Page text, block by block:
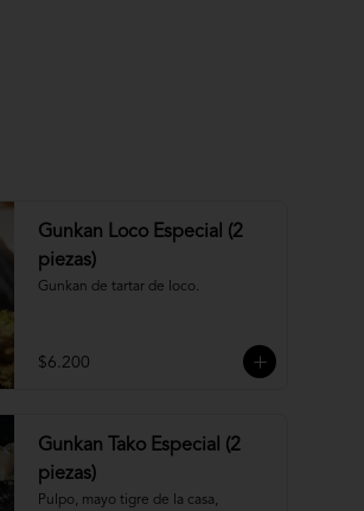
Gunkan Loco Especial (2
piezas)
Gunkan de tartar de loco.
$6.200
Gunkan Tako Especial (2
piezas)
Pulpo, mayo tigre de la casa,